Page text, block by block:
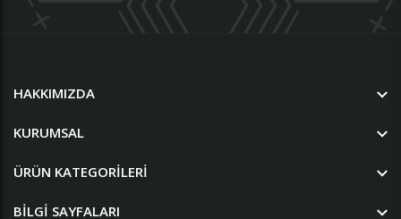
HAKKIMIZDA
KURUMSAL
ÜRÜN KATEGORILERI
BILGI SAYFALARI